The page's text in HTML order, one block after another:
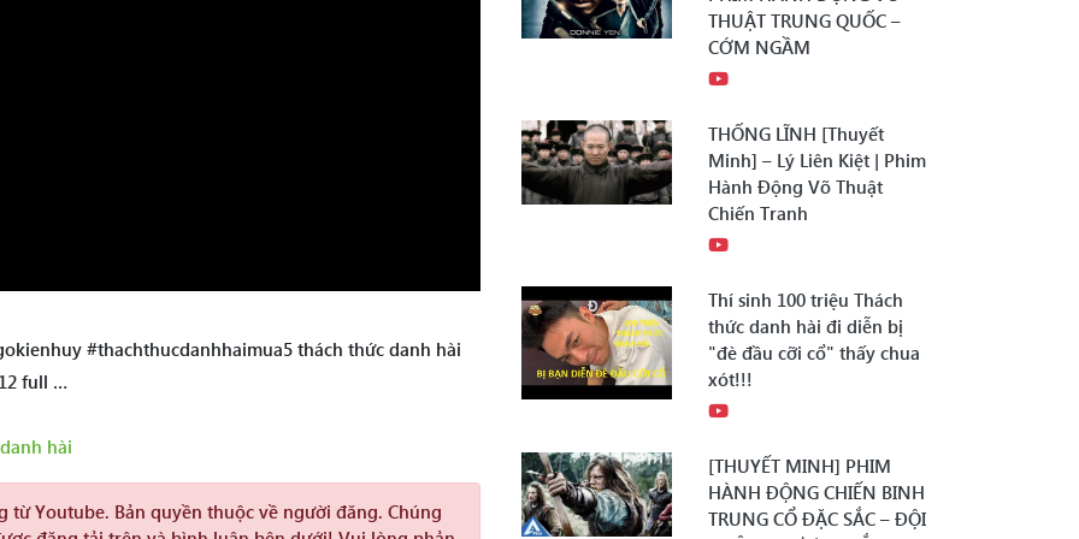
#thachthucdanhhaimua5 thách thức danh hài
full …
hài
Youtube. Bản quyền thuộc về người đăng. Chúng
THUẬT TRUNG QUỐC –
CỚM NGẦM
THỐNG LĨNH [Thuyết
Minh] – Lý Liên Kiệt | Phim
Hành Động Võ Thuật
Chiến Tranh
Thí sinh 100 triệu Thách
thức danh hài đi diễn bị
"đè đầu cỡi cổ" thấy chua
xót!!!
[THUYẾT MINH] PHIM
HÀNH ĐỘNG CHIẾN BINH
TRUNG CỔ ĐẶC SẮC – ĐỘI